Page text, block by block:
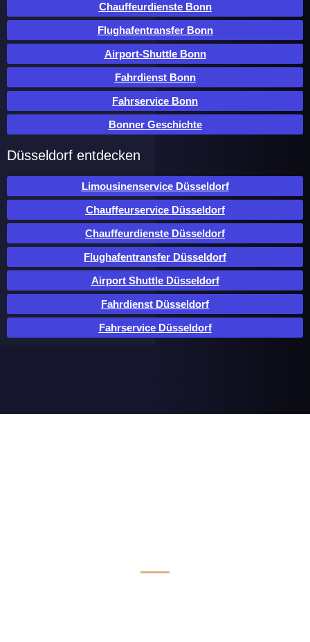
Chauffeurdienste Bonn
Flughafentransfer Bonn
Airport-Shuttle Bonn
Fahrdienst Bonn
Fahrservice Bonn
Bonner Geschichte
Düsseldorf entdecken
Limousinenservice Düsseldorf
Chauffeurservice Düsseldorf
Chauffeurdienste Düsseldorf
Flughafentransfer Düsseldorf
Airport Shuttle Düsseldorf
Fahrdienst Düsseldorf
Fahrservice Düsseldorf